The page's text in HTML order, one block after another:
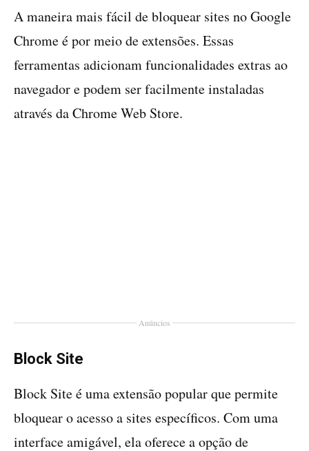
A maneira mais fácil de bloquear sites no Google
Chrome é por meio de extensões. Essas
ferramentas adicionam funcionalidades extras ao
navegador e podem ser facilmente instaladas
através da Chrome Web Store.
Anúncios
Block Site
Block Site é uma extensão popular que permite
bloquear o acesso a sites específicos. Com uma
interface amigável, ela oferece a opção de